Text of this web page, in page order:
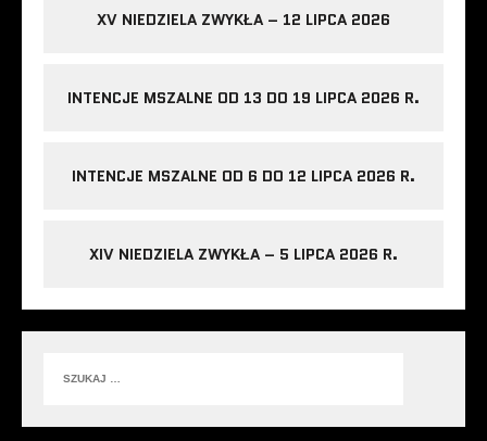
XV NIEDZIELA ZWYKŁA – 12 LIPCA 2026
INTENCJE MSZALNE OD 13 DO 19 LIPCA 2026 R.
INTENCJE MSZALNE OD 6 DO 12 LIPCA 2026 R.
XIV NIEDZIELA ZWYKŁA – 5 LIPCA 2026 R.